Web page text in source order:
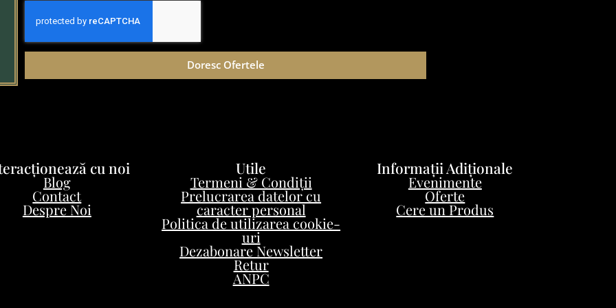
Doresc Ofertele
cu noi
Blog
Contact
Despre Noi
Utile
Termeni & Condiții
Prelucrarea datelor cu
caracter personal
Politica de utilizarea cookie-
uri
Dezabonare Newsletter
Retur
ANPC
Informații Adiționale
Evenimente
Oferte
Cere un Produs